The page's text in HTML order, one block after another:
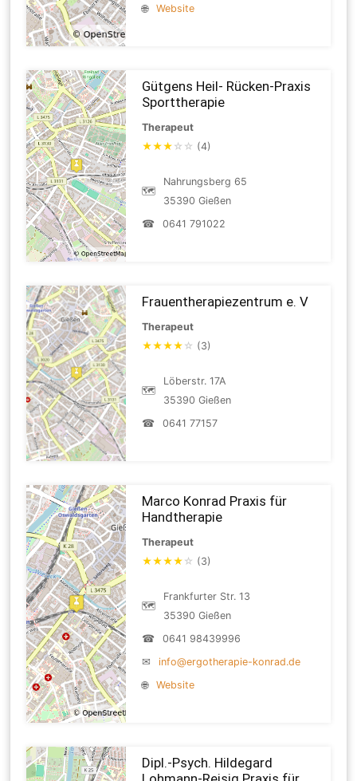
🌐
Website
Gütgens Heil- Rücken-Praxis
Sporttherapie
Therapeut
★★★ ☆ ☆ (4)
🗺
Nahrungsberg 65
35390 Gießen
☎
0641 791022
Frauentherapiezentrum e. V
Therapeut
★★★★ ☆ (3)
🗺
Löberstr. 17A
35390 Gießen
☎
0641 77157
Marco Konrad Praxis für
Handtherapie
Therapeut
★★★★ ☆ (3)
🗺
Frankfurter Str. 13
35390 Gießen
☎
0641 98439996
✉
info@ergotherapie-konrad.de
🌐
Website
Dipl.-Psych. Hildegard